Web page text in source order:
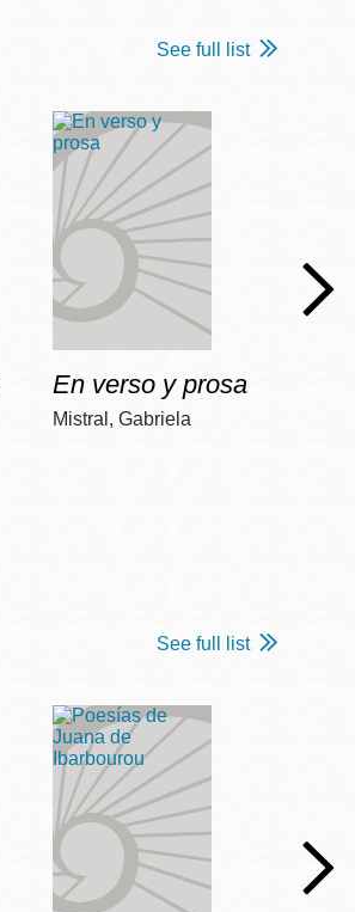
See full list
En verso y prosa
Mistral, Gabriela
See full list